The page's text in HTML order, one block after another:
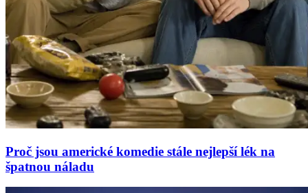
Proč jsou americké komedie stále nejlepší lék na
špatnou náladu